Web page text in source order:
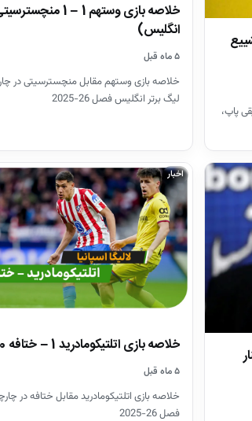
پاپ،
خلاصه بازی وستهم 1 –
انگلیس)
۵ ماه قبل
خلاصه بازی وستهم مقابل منچسترسیتی در
لیگ برتر انگلیس فصل 26-2025
اخبار
خلاصه بازی اتلتیکومادرید 1 – ختافه 0 | لالیگا اسپانیا
۵ ماه قبل
فصل 26-2025